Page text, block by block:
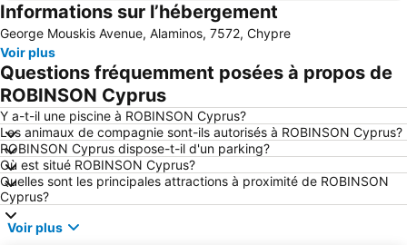
Ledra
Mazotos
Tochni
Ayia Anna
Ellinas
Phinikoudes Beach
Agios Tychonas
Ayia Napa Cathedrical Church
Zigi
Agios Georgios Alamanos Beach
Yermasoyia Dam
Kolossi
Informations sur l’hébergement
George Mouskis Avenue, Alaminos, 7572, Chypre
Voir plus
Questions fréquemment posées à propos de
ROBINSON Cyprus
Y a-t-il une piscine à ROBINSON Cyprus?
Les animaux de compagnie sont-ils autorisés à ROBINSON Cyprus?
ROBINSON Cyprus dispose-t-il d'un parking?
Où est situé ROBINSON Cyprus?
Quelles sont les principales attractions à proximité de ROBINSON
Cyprus?
Voir plus